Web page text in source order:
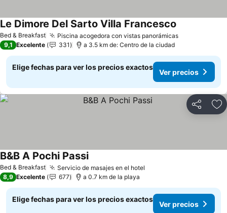
Bed & Breakfast Piscina acogedora con vistas panorámicasVer precios
Le Dimore Del Sarto Villa Francesco
9,1 Excelente 331 a 3.5 km de: Centro de la ciudad
Elige fechas para ver los precios exactos
Ver precios
Compartir
Bed & Breakfast Servicio de masajes en el hotel
B&B A Pochi PassiVer precios
8,9 Excelente 677 a 0.7 km de la playa
Elige fechas para ver los precios exactos
Ver precios